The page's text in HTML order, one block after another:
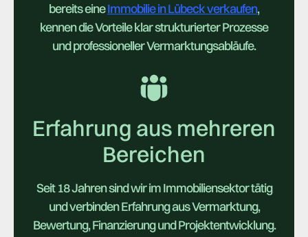
bereits eineImmobilie in Lübeck verkaufen,
kennen die Vorteile klar strukturierter Prozesse
und professioneller Vermarktungsabläufe.
Erfahrung aus mehreren
Bereichen
Seit 18 Jahren sind wir im Immobiliensektor tätig
und verbinden Erfahrung aus Vermarktung,
Bewertung, Finanzierung und Projektentwicklung.